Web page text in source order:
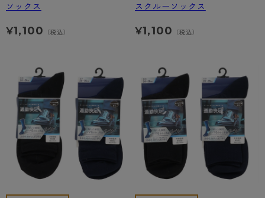
ソックス
¥1,100 （税込）
スクルーソックス
¥1,100 （税込）